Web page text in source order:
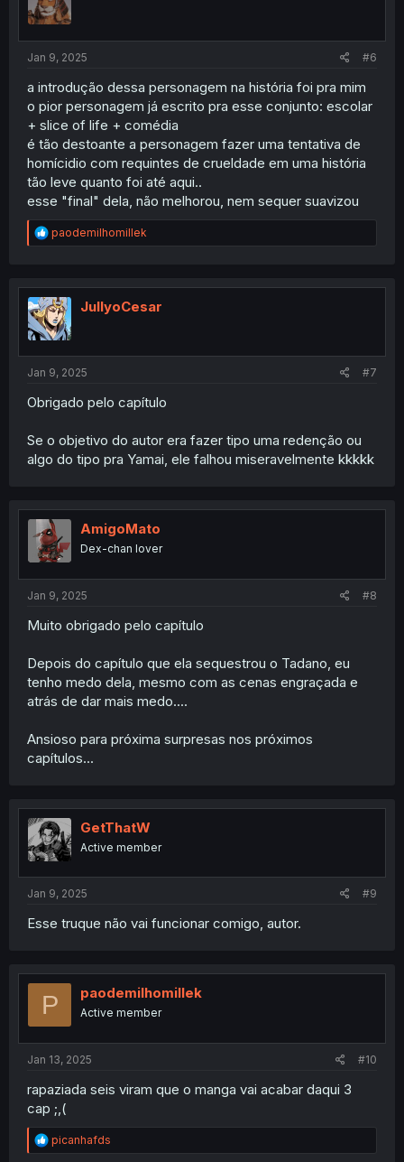
Jan 9, 2025 #6
a introdução dessa personagem na história foi pra mim
o pior personagem já escrito pra esse conjunto: escolar
+ slice of life + comédia
é tão destoante a personagem fazer uma tentativa de
homícidio com requintes de crueldade em uma história
tão leve quanto foi até aqui..
esse "final" dela, não melhorou, nem sequer suavizou
R
e
t
i
o
n
paodemilhomillek
JullyoCesar
Jan 9, 2025 #7
Obrigado pelo capítulo
Se o objetivo do autor era fazer tipo uma redenção ou
algo do tipo pra Yamai, ele falhou miseravelmente kkkkk
AmigoMato
Dex-chan lover
Jan 9, 2025 #8
Muito obrigado pelo capítulo
Depois do capítulo que ela sequestrou o Tadano, eu
tenho medo dela, mesmo com as cenas engraçada e
atrás de dar mais medo....
Ansioso para próxima surpresas nos próximos
capítulos...
GetThatW
Active member
Jan 9, 2025 #9
Esse truque não vai funcionar comigo, autor.
P paodemilhomillek
Active member
Jan 13, 2025 #10
rapaziada seis viram que o manga vai acabar daqui 3
cap ;,(
R
e
picanhafds